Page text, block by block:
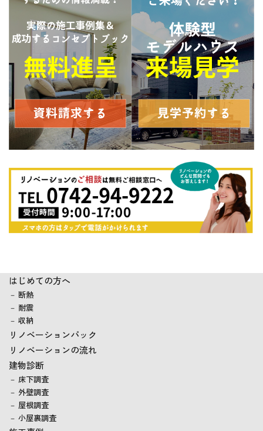
はじめての方へ
断熱
耐震
収納
リノベーションパック
リノベーションの流れ
建物診断
床下調査
外壁調査
屋根調査
小屋裏調査